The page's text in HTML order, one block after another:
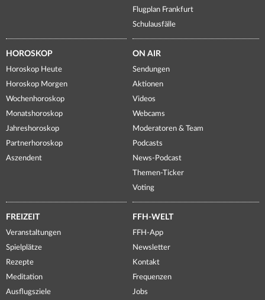
Flugplan Frankfurt
Schulausfälle
HOROSKOP
Horoskop Heute
Horoskop Morgen
Wochenhoroskop
Monatshoroskop
Jahreshoroskop
Partnerhoroskop
Aszendent
ON AIR
Sendungen
Aktionen
Videos
Webcams
Moderatoren & Team
Podcasts
News-Podcast
Themen-Ticker
Voting
FREIZEIT
Veranstaltungen
Spielplätze
Rezepte
Meditation
Ausflugsziele
FFH-WELT
FFH-App
Newsletter
Kontakt
Frequenzen
Jobs